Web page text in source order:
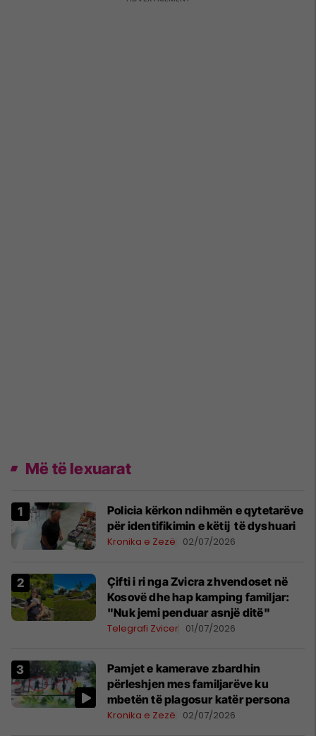
Më të lexuarat
Policia kërkon ndihmën e qytetarëve
për identifikimin e këtij të dyshuari
Kronika e Zezë 02/07/2026
Çifti i ri nga Zvicra zhvendoset në
Kosovë dhe hap kamping familjar:
"Nuk jemi penduar asnjë ditë"
Telegrafi Zvicer 01/07/2026
Pamjet e kamerave zbardhin
përleshjen mes familjarëve ku
mbetën të plagosur katër persona
Kronika e Zezë 02/07/2026